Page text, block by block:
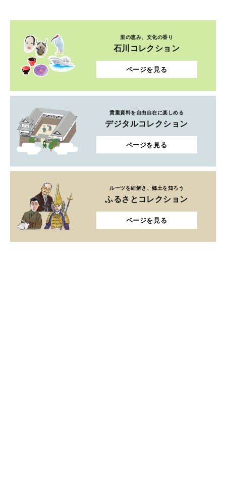
里の恵み、文化の香り
石川コレクション
ページを見る
貴重資料を自由自在に楽しめる
デジタルコレクション
ページを見る
ルーツを紐解き、郷土を知ろう
ふるさとコレクション
ページを見る